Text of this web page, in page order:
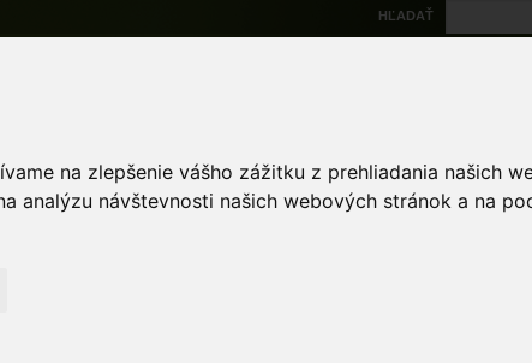
na zlepšenie vášho zážitku z prehliadania našich
analýzu návštevnosti našich webových stránok a na
HĽADAŤ
dáta Atlas Chránené územia Mapové nástroje Žiadosti